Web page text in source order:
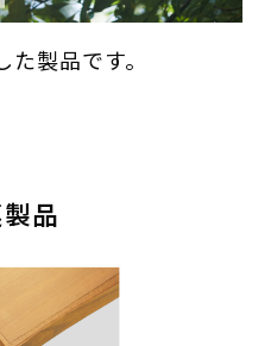
製品です。
品